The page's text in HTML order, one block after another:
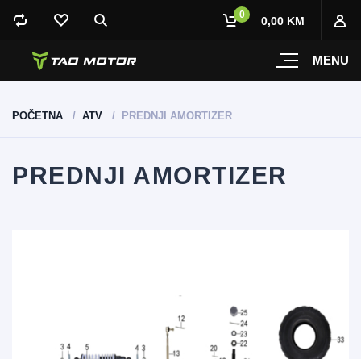
MENU
0 0,00 KM
POČETNA ATV PREDNJI AMORTIZER
PREDNJI AMORTIZER